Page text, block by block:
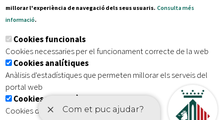
Subscriu-te al nostre butlletí
Inici | Avís legal | Protecció de dades
| Accessibilitat
millorar l'experiència de navegació dels seus usuaris. Consulta més
informació.
Cookies funcionals
Cookies necessaries per el funcionament correcte de la web
Cookies analítiques
Anàlisis d'estadístiques que permeten millorar els serveis del
portal web
Cookies publicitàries
Cookies de tercers amb finalitat publicitària